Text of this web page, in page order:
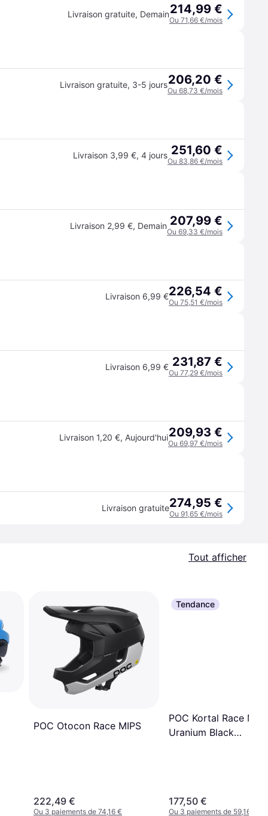
Livraison gratuite, Demain214,99 €
Ou 71,66 €/mois
Livraison gratuite, 3-5 jours206,20 €
Ou 68,73 €/mois
Livraison 3,99 €, 4 jours 251,60 €
Ou 83,86 €/mois
Livraison 2,99 €, Demain 207,99 €
Ou 69,33 €/mois
Livraison 6,99 €226,54 €
Ou 75,51 €/mois
Livraison 6,99 € 231,87 €
Ou 77,29 €/mois
Livraison 1,20 €, Aujourd'hui209,93 €
Ou 69,97 €/mois
Livraison gratuite274,95 €
Ou 91,65 €/mois
Tout afficher
POC Otocon Race MIPS
222,49 €
Ou 3 paiements de 74,16 €
Tendance
POC Kortal Race
Uranium Black
177,50 €
Ou 3 paiements de 59,16 €